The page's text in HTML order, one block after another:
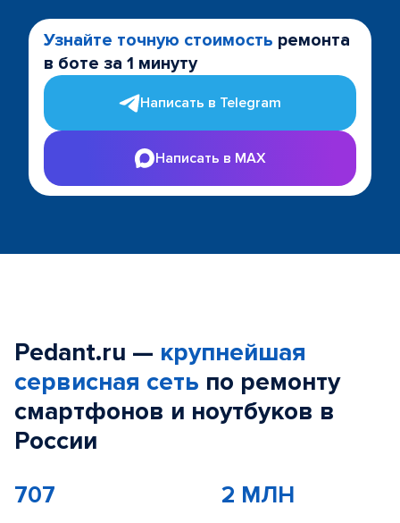
Узнайте точную стоимость ремонта
в боте за 1 минуту
Написать в Telegram
Написать в MAX
Pedant.ru — крупнейшая
сервисная сеть по ремонту
смартфонов и ноутбуков в
России
707 2 МЛН